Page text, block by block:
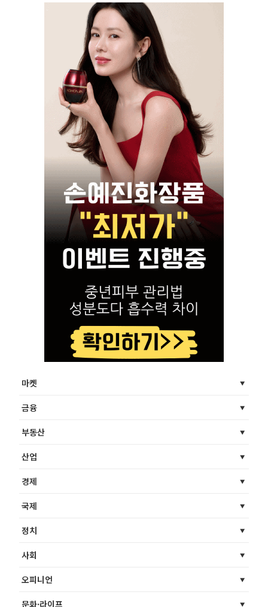
마켓
금융
부동산
산업
경제
국제
정치
사회
오피니언
문화·라이프